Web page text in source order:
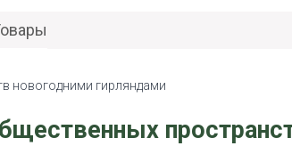
новогодними гирляндами